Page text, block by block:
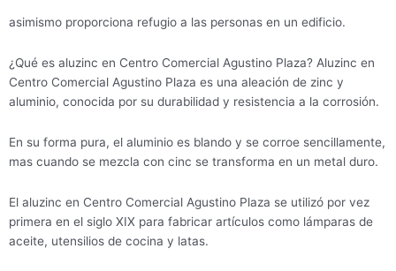
asimismo proporciona refugio a las personas en un edificio.
¿Qué es aluzinc en Centro Comercial Agustino Plaza? Aluzinc en
Centro Comercial Agustino Plaza es una aleación de zinc y
aluminio, conocida por su durabilidad y resistencia a la corrosión.
En su forma pura, el aluminio es blando y se corroe sencillamente,
mas cuando se mezcla con cinc se transforma en un metal duro.
El aluzinc en Centro Comercial Agustino Plaza se utilizó por vez
primera en el siglo XIX para fabricar artículos como lámparas de
aceite, utensilios de cocina y latas.